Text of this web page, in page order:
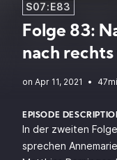
S07:E83
Folge 83:
nach
•
EPISODE
In der zweiten
sprechen